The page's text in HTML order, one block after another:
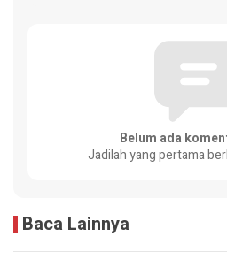
Belum ada
Jadilah yang pertama
Baca Lainnya